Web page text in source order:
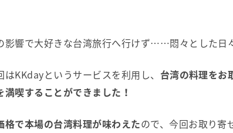
影響で大好きな台湾旅行へ行けず……悶々とした日
はKKdayというサービスを利用し、 台湾の料理をお
満喫することができました！
格で本場の台湾料理が味わえたので、今回お取り寄